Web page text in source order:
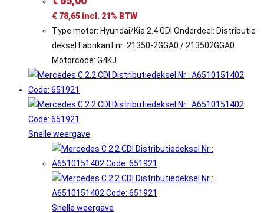
€ 78,65 incl. 21% BTW
Type motor: Hyundai/Kia 2.4 GDI Onderdeel: Distributie
deksel Fabrikant nr: 21350-2GGA0 / 213502GGA0
Motorcode: G4KJ
Snelle weergave
Snelle weergave